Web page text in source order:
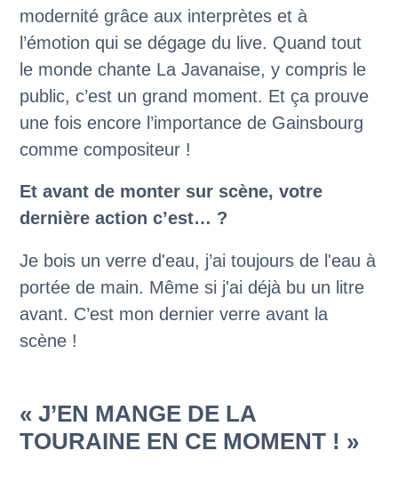
modernité grâce aux interprètes et à
l’émotion qui se dégage du live. Quand tout
le monde chante La Javanaise, y compris le
public, c’est un grand moment. Et ça prouve
une fois encore l’importance de Gainsbourg
comme compositeur !
Et avant de monter sur scène, votre
dernière action c’est… ?
Je bois un verre d'eau, j’ai toujours de l'eau à
portée de main. Même si j'ai déjà bu un litre
avant. C’est mon dernier verre avant la
scène !
« J’EN MANGE DE LA
TOURAINE EN CE MOMENT ! »